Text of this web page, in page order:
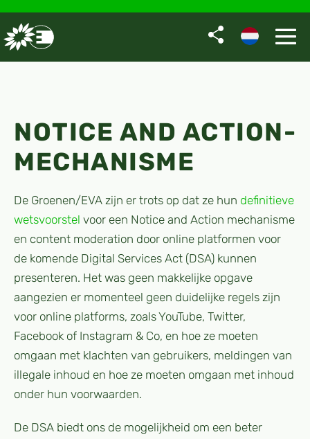
Ga
naar
de
NOTICE AND ACTION-
MECHANISME
De Groenen/EVA zijn er trots op dat ze hun definitieve
wetsvoorstel voor een Notice and Action mechanisme
en content moderation door online platformen voor
de komende Digital Services Act (DSA) kunnen
presenteren. Het was geen makkelijke opgave
aangezien er momenteel geen duidelijke regels zijn
voor online platforms, zoals YouTube, Twitter,
Facebook of Instagram & Co, en hoe ze moeten
omgaan met klachten van gebruikers, meldingen van
illegale inhoud en hoe ze moeten omgaan met inhoud
onder hun voorwaarden.
De DSA biedt ons de mogelijkheid om een beter